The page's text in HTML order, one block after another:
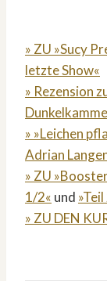
» ZU »Sucy
letzte Show«
» Rezension
» »Leichen
Adrian
» ZU
1/2« und
» ZU DEN